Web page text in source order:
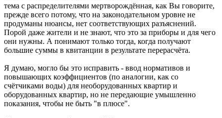
тема с распределителями мертворождённая, как Вы говорите,
прежде всего потому, что на законодательном уровне не
продуманы нюансы, нет соответствующих разъяснений.
Порой даже жители и не знают, что это за приборы и для чего
они нужны. А понимают только тогда, когда получают
большие суммы в квитанции в результате перерасчёта.
Я думаю, могло бы это исправить - ввод нормативов и
повышающих коэффициентов (по аналогии, как со
счётчиками воды) для необорудованных квартир и
оборудованных квартир, но не передающие умышленно
показания, чтобы не быть "в плюсе".